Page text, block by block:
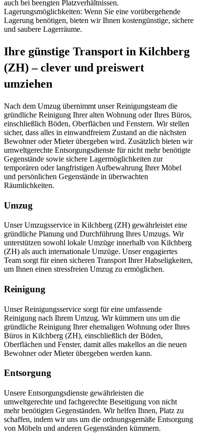
auch bei beengten Platzverhältnissen.
Lagerungsmöglichkeiten: Wenn Sie eine vorübergehende
Lagerung benötigen, bieten wir Ihnen kostengünstige, sichere
und saubere Lagerräume.
Ihre günstige Transport in Kilchberg
(ZH) – clever und preiswert
umziehen
Nach dem Umzug übernimmt unser Reinigungsteam die
gründliche Reinigung Ihrer alten Wohnung oder Ihres Büros,
einschließlich Böden, Oberflächen und Fenstern. Wir stellen
sicher, dass alles in einwandfreiem Zustand an die nächsten
Bewohner oder Mieter übergeben wird. Zusätzlich bieten wir
umweltgerechte Entsorgungsdienste für nicht mehr benötigte
Gegenstände sowie sichere Lagermöglichkeiten zur
temporären oder langfristigen Aufbewahrung Ihrer Möbel
und persönlichen Gegenstände in überwachten
Räumlichkeiten.
Umzug
Unser Umzugsservice in Kilchberg (ZH) gewährleistet eine
gründliche Planung und Durchführung Ihres Umzugs. Wir
unterstützen sowohl lokale Umzüge innerhalb von Kilchberg
(ZH) als auch internationale Umzüge. Unser engagiertes
Team sorgt für einen sicheren Transport Ihrer Habseligkeiten,
um Ihnen einen stressfreien Umzug zu ermöglichen.
Reinigung
Unser Reinigungsservice sorgt für eine umfassende
Reinigung nach Ihrem Umzug. Wir kümmern uns um die
gründliche Reinigung Ihrer ehemaligen Wohnung oder Ihres
Büros in Kilchberg (ZH), einschließlich der Böden,
Oberflächen und Fenster, damit alles makellos an die neuen
Bewohner oder Mieter übergeben werden kann.
Entsorgung
Unsere Entsorgungsdienste gewährleisten die
umweltgerechte und fachgerechte Beseitigung von nicht
mehr benötigten Gegenständen. Wir helfen Ihnen, Platz zu
schaffen, indem wir uns um die ordnungsgemäße Entsorgung
von Möbeln und anderen Gegenständen kümmern.